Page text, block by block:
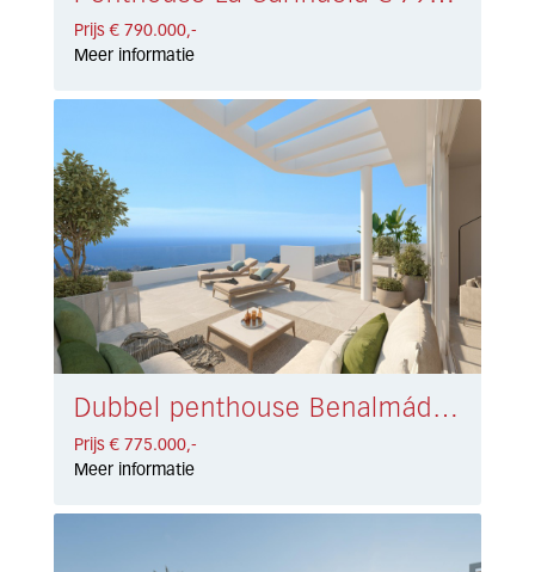
Prijs € 790.000,-
Meer informatie
Dubbel penthouse Benalmádena € 775.000,-
Prijs € 775.000,-
Meer informatie